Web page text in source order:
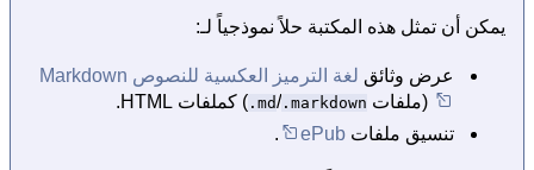
يمكن أن تمثل هذه المكتبة حلاً نموذجياً لـ:
عرض وثائق لغة الترميز العكسية للنصوص Markdown
(ملفات
.md/ .markdown
) كملفات HTML.
تنسيق ملفات ePub
.